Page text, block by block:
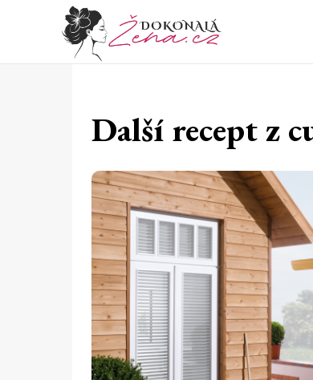
Další recept z